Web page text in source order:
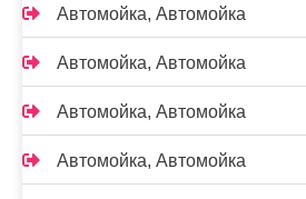
Автомойка, Автомойка
Автомойка, Автомойка
Автомойка, Автомойка
Автомойка, Автомойка